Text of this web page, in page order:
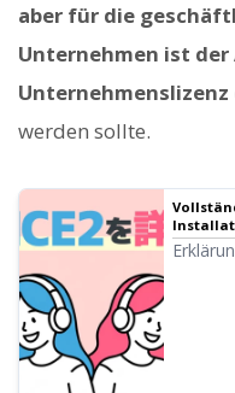
aber für die
Unternehmen ist der
werden sollte.